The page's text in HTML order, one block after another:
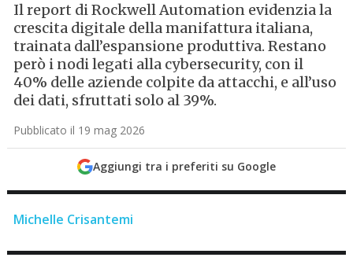
Il report di Rockwell Automation evidenzia la
crescita digitale della manifattura italiana,
trainata dall’espansione produttiva. Restano
però i nodi legati alla cybersecurity, con il
40% delle aziende colpite da attacchi, e all’uso
dei dati, sfruttati solo al 39%.
Pubblicato il 19 mag 2026
Aggiungi tra i preferiti su Google
Michelle Crisantemi